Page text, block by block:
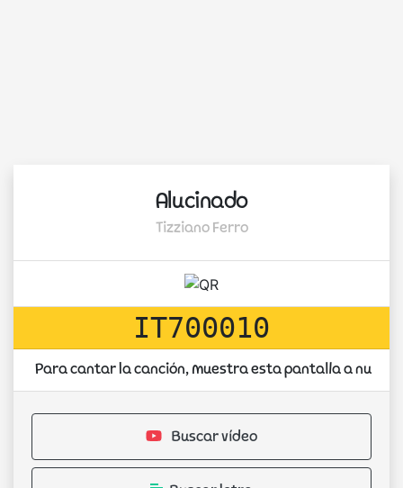
Alucinado
Tizziano Ferro
IT700010
Para cantar la canción, muestra esta pantalla a
Buscar vídeo